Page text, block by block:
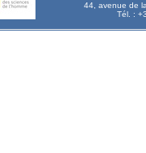
44, avenue de
Tél. :